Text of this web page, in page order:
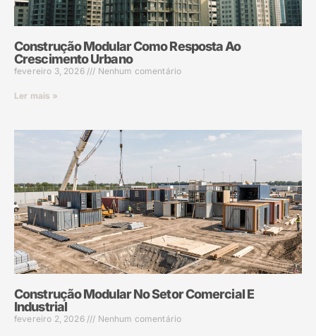
Construção Modular Como Resposta Ao
Crescimento Urbano
fevereiro 3, 2026 Nenhum comentário
Ler mais »
Construção Modular No Setor Comercial E
Industrial
fevereiro 2, 2026 Nenhum comentário